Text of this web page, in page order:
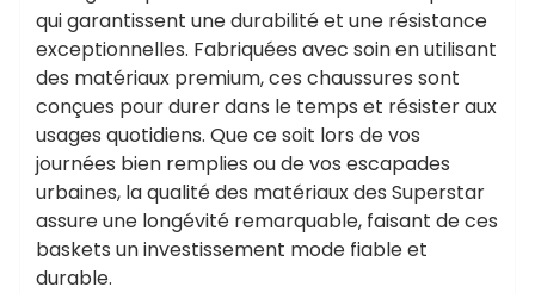
qui garantissent une durabilité et une résistance
exceptionnelles. Fabriquées avec soin en utilisant
des matériaux premium, ces chaussures sont
conçues pour durer dans le temps et résister aux
usages quotidiens. Que ce soit lors de vos
journées bien remplies ou de vos escapades
urbaines, la qualité des matériaux des Superstar
assure une longévité remarquable, faisant de ces
baskets un investissement mode fiable et
durable.